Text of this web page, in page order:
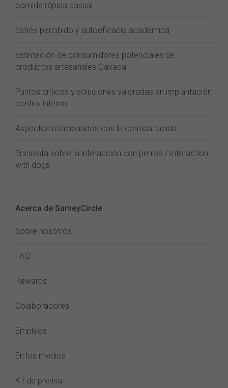
comida rápida casual
Estrés percibido y autoeficacia académica
Estimación de consumidores potenciales de
productos artesanales Oaxaca
Puntos críticos y soluciones valoradas en implantación
control interno
Aspectos relacionados con la comida rapida
Encuesta sobre la interacción con perros / Interaction
with dogs
Acerca de SurveyCircle
Sobre nosotros
FAQ
Rewards
Colaboradores
Empleos
En los medios
Kit de prensa